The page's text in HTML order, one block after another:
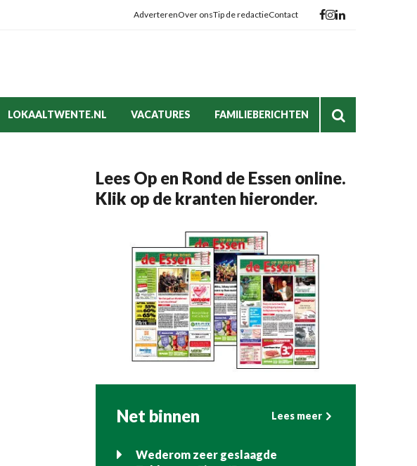
AdverterenOver onsTip de redactieContact
LOKAALTWENTE.NL VACATURES FAMILIEBERICHTEN
Lees Op en Rond de Essen online.
Klik op de kranten hieronder.
Net binnen Lees meer
Wederom zeer geslaagde